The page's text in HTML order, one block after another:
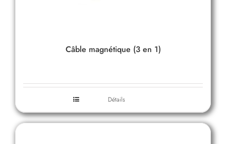
Câble magnétique (3 en 1)
Détails